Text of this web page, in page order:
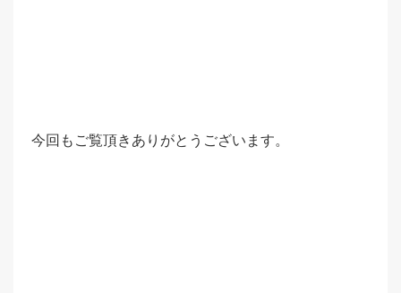
今回もご覧頂きありがとうございます。